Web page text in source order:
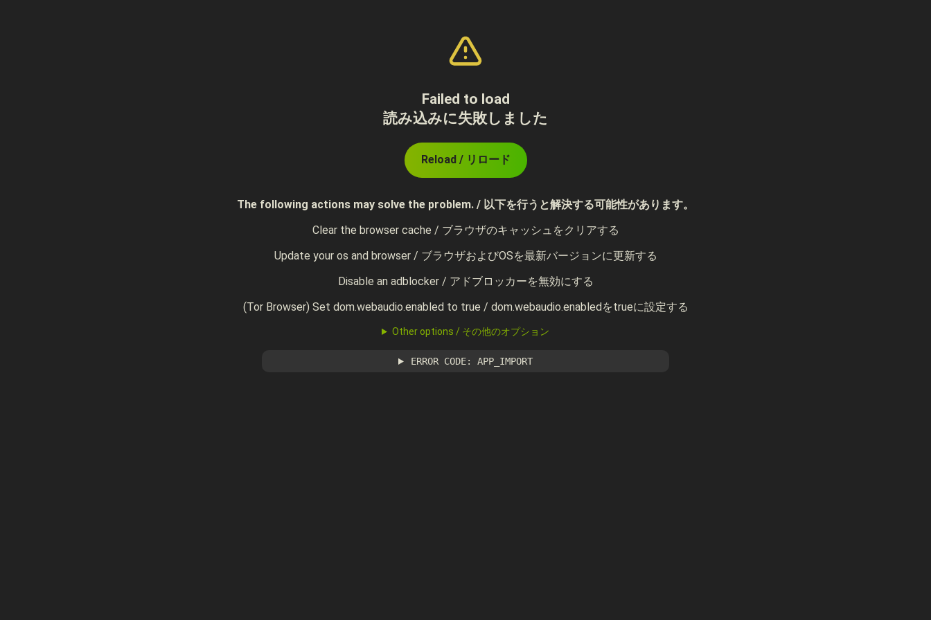
Failed to load
読み込みに失敗しました
Reload / リロード
The following actions may solve the problem. / 以下を行うと解決する可能性があります。
Clear the browser cache / ブラウザのキャッシュをクリアする
Update your os and browser / ブラウザおよびOSを最新バージョンに更新する
Disable an adblocker / アドブロッカーを無効にする
(Tor Browser) Set dom.webaudio.enabled to true / dom.webaudio.enabledをtrueに設定する
Other options / その他のオプション
ERROR CODE: APP_IMPORT